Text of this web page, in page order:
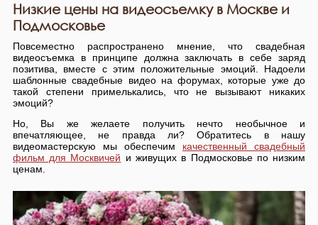
Низкие цены на видеосъемку в Москве и
Подмосковье
Повсеместно распространено мнение, что свадебная
видеосъемка в принципе должна заключать в себе заряд
позитива, вместе с этим положительные эмоций. Надоели
шаблонные свадебные видео на форумах, которые уже до
такой степени примелькались, что не вызывают никаких
эмоций?
Но, Вы же желаете получить нечто необычное и
впечатляющее, не правда ли? Обратитесь в нашу
видеомастерскую мы обеспечим качественный свадебный
фильм для Москвичей и живущих в Подмосковье по низким
ценам.